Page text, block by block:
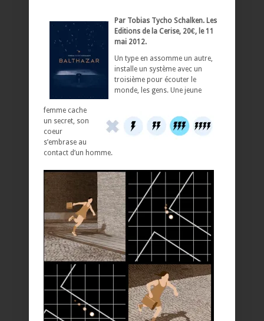
Par Tobias Tycho Schalken. Les
Editions de la Cerise, 20€, le 11
mai 2012.
Un type en assomme un autre,
installe un système avec un
troisième pour écouter le
monde, les gens. Une jeune
femme cache
un secret, son
coeur
s’embrase au
contact d’un homme.